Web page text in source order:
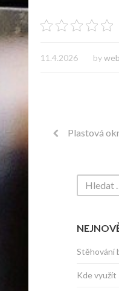
11.4.2026 by
Plastová
Stěhování
Kde využít